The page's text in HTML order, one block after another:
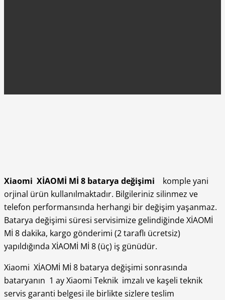
Xiaomi XİAOMİ Mİ 8 batarya değişimi komple yani
orjinal ürün kullanılmaktadır. Bilgileriniz silinmez ve
telefon performansında herhangi bir değişim yaşanmaz.
Batarya değişimi süresi servisimize gelindiğinde XİAOMİ
Mİ 8 dakika, kargo gönderimi (2 taraflı ücretsiz)
yapıldığında XİAOMİ Mİ 8 (üç) iş günüdür.
Xiaomi XİAOMİ Mİ 8 batarya değişimi sonrasında
bataryanın 1 ay Xiaomi Teknik imzalı ve kaşeli teknik
servis garanti belgesi ile birlikte sizlere teslim